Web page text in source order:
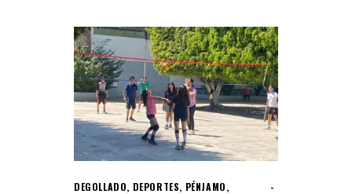
DEGOLLADO, DEPORTES, PÉNJAMO,